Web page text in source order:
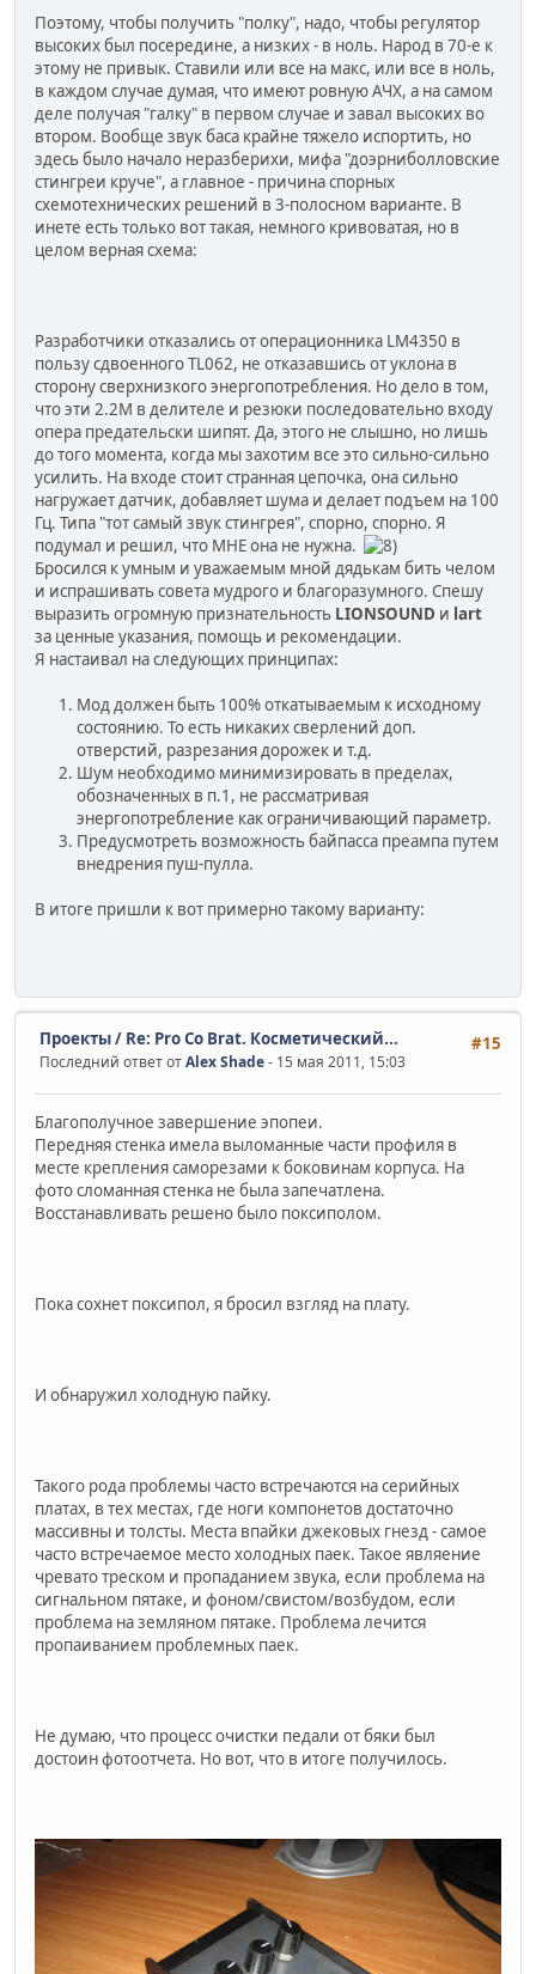
Поэтому, чтобы получить "полку", надо, чтобы регулятор
высоких был посередине, а низких - в ноль. Народ в 70-е к
этому не привык. Ставили или все на макс, или все в ноль,
в каждом случае думая, что имеют ровную АЧХ, а на самом
деле получая "галку" в первом случае и завал высоких во
втором. Вообще звук баса крайне тяжело испортить, но
здесь было начало неразберихи, мифа "доэрниболловские
стингреи круче", а главное - причина спорных
схемотехнических решений в 3-полосном варианте. В
инете есть только вот такая, немного кривоватая, но в
целом верная схема:
Разработчики отказались от операционника LM4350 в
пользу сдвоенного TL062, не отказавшись от уклона в
сторону сверхнизкого энергопотребления. Но дело в том,
что эти 2.2М в делителе и резюки последовательно входу
опера предательски шипят. Да, этого не слышно, но лишь
до того момента, когда мы захотим все это сильно-сильно
усилить. На входе стоит странная цепочка, она сильно
нагружает датчик, добавляет шума и делает подъем на 100
Гц. Типа "тот самый звук стингрея", спорно, спорно. Я
подумал и решил, что МНЕ она не нужна.
Бросился к умным и уважаемым мной дядькам бить челом
и испрашивать совета мудрого и благоразумного. Спешу
выразить огромную признательность LIONSOUND и lart
за ценные указания, помощь и рекомендации.
Я настаивал на следующих принципах:
Мод должен быть 100% откатываемым к исходному
состоянию. То есть никаких сверлений доп.
отверстий, разрезания дорожек и т.д.
Шум необходимо минимизировать в пределах,
обозначенных в п.1, не рассматривая
энергопотребление как ограничивающий параметр.
Предусмотреть возможность байпасса преампа путем
внедрения пуш-пулла.
В итоге пришли к вот примерно такому варианту:
#15
Проекты/ Re: Pro Co Brat. Косметический...
Последний ответ отAlex Shade- 15 мая 2011, 15:03
Благополучное завершение эпопеи.
Передняя стенка имела выломанные части профиля в
месте крепления саморезами к боковинам корпуса. На
фото сломанная стенка не была запечатлена.
Восстанавливать решено было поксиполом.
Пока сохнет поксипол, я бросил взгляд на плату.
И обнаружил холодную пайку.
Такого рода проблемы часто встречаются на серийных
платах, в тех местах, где ноги компонетов достаточно
массивны и толсты. Места впайки джековых гнезд - самое
часто встречаемое место холодных паек. Такое являение
чревато треском и пропаданием звука, если проблема на
сигнальном пятаке, и фоном/свистом/возбудом, если
проблема на земляном пятаке. Проблема лечится
пропаиванием проблемных паек.
Не думаю, что процесс очистки педали от бяки был
достоин фотоотчета. Но вот, что в итоге получилось.